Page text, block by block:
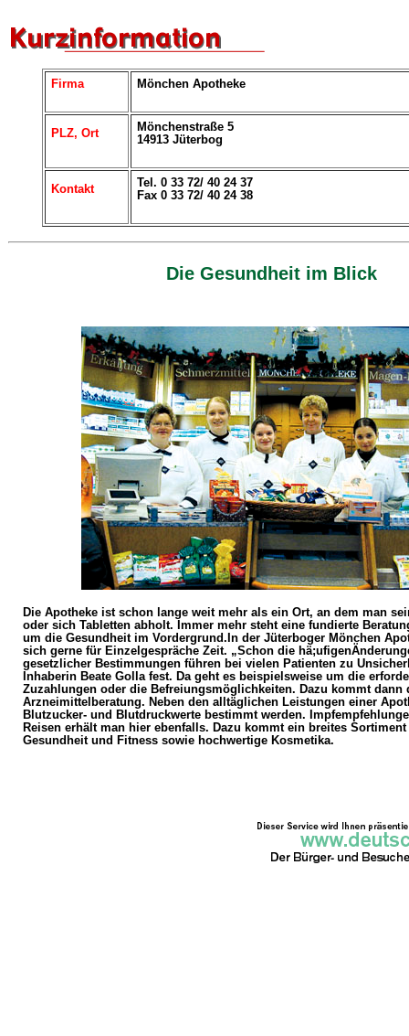
Firma Mönchen Apotheke
PLZ, Ort
Mönchenstraße 5
14913 Jüterbog
Kontakt
Tel. 0 33 72/ 40 24 37
Fax 0 33 72/ 40 24 38
Die Gesundheit im Blick
Die Apotheke ist schon lange weit mehr als ein Ort, an dem man
oder sich Tabletten abholt. Immer mehr steht eine fundierte
um die Gesundheit im Vordergrund.In der Jüterboger Mönchen
sich gerne für Einzelgespräche Zeit. „Schon die
gesetzlicher Bestimmungen führen bei vielen Patienten zu
Inhaberin Beate Golla fest. Da geht es beispielsweise um die
Zuzahlungen oder die Befreiungsmöglichkeiten. Dazu kommt dann
Arzneimittelberatung. Neben den alltäglichen Leistungen einer
Blutzucker- und Blutdruckwerte bestimmt werden.
Reisen erhält man hier ebenfalls. Dazu kommt ein breites
Gesundheit und Fitness sowie hochwertige Kosmetika.